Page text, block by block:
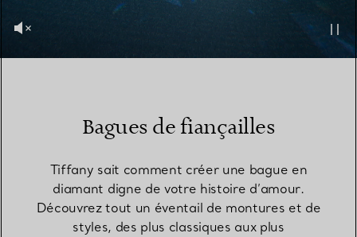
Bagues de fiançailles
Tiffany sait comment créer une bague en
diamant digne de votre histoire d’amour.
Découvrez tout un éventail de montures et de
styles, des plus classiques aux plus